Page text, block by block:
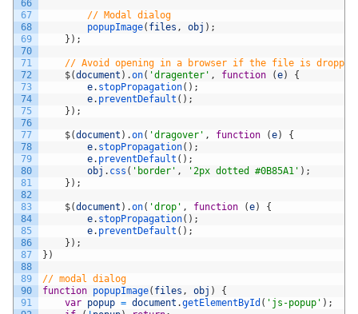
66
67
68
69
70
71
72
73
74
75
76
77
78
79
80
81
82
83
84
85
86
87
88
89
90
91
// Modal dialog
popupImage( files , obj ) ;
} ) ;
// Avoid opening in a browser if the file is
$(document ) .on( 'dragenter' , function (e)
{
e. stopPropagation( ) ;
e. preventDefault ( ) ;
} ) ;
$(document ) .on( 'dragover' , function (e)
{
e. stopPropagation( ) ;
e. preventDefault ( ) ;
obj . css ( 'border' , '2px dotted #0B85A1' ) ;
} ) ;
$(document ) .on( 'drop' , function (e)
{
e. stopPropagation( ) ;
e. preventDefault ( ) ;
} ) ;
} )
// modal dialog
function popupImage( files , obj )
{
var popup = document .getElementById ( 'js-popup' ) ;